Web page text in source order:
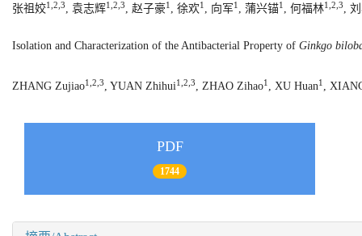
张祖姣1,2,3, 袁志辉1,2,3, 赵子豪1 , 徐欢1 , 向军1 , 蒲兴锚1 , 何福林1,2,3,
Isolation and Characterization of the Antibacterial Property of Ginkgo
ZHANG Zujiao1,2,3 , YUAN Zhihui1,2,3 , ZHAO Zihao1 , XU Huan1 ,
PDF
1744